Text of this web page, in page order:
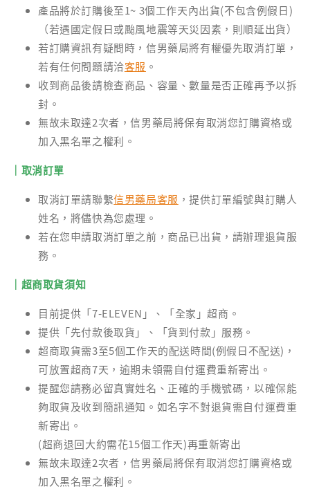
產品將於訂購後至1~ 3個工作天內出貨(不包含例假日)
（若遇國定假日或颱風地震等天災因素，則順延出貨）
若訂購資訊有疑問時，信男藥局將有權優先取消訂單，
若有任何問題請洽客服 。
收到商品後請檢查商品、容量、數量是否正確再予以拆
封。
無故未取達2次者，信男藥局將保有取消您訂購資格或
加入黑名單之權利。
｜取消訂單
取消訂單請聯繫信男藥局客服 ，提供訂單編號與訂購人
姓名，將儘快為您處理。
若在您申請取消訂單之前，商品已出貨，請辦理退貨服
務。
｜超商取貨須知
目前提供「7-ELEVEN」、「全家」超商。
提供「先付款後取貨」、「貨到付款」服務。
超商取貨需3至5個工作天的配送時間(例假日不配送)，
可放置超商7天，逾期未領需自付運費重新寄出。
提醒您請務必留真實姓名、正確的手機號碼，以確保能
夠取貨及收到簡訊通知。如名字不對退貨需自付運費重
新寄出。
(超商退回大約需花15個工作天)再重新寄出
無故未取達2次者，信男藥局將保有取消您訂購資格或
加入黑名單之權利。